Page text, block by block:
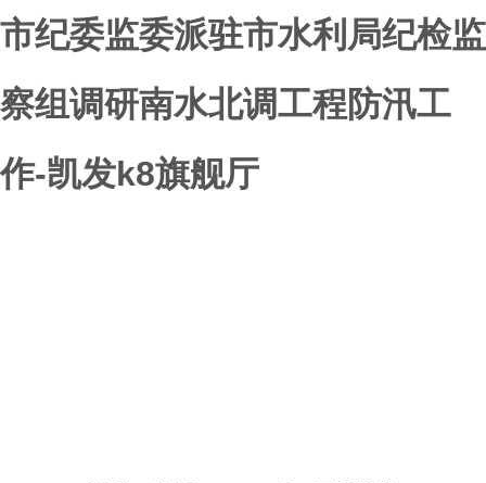
市纪委监委派驻市水利局纪检监
察组调研南水北调工程防汛工
作-凯发k8旗舰厅